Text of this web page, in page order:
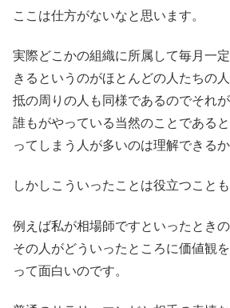
ここは仕方がないなと思います。
実際どこかの組織に所属して毎月一
きるというのがほとんどの人たちの
抵の周りの人も同様であるのでそれ
誰もがやっている当然のことである
ってしまう人が多いのは理解できるか
しかしこういったことは役立つことも
例えば私が相場師ですといったとき
その人がどういったところに価値観
って面白いのです。